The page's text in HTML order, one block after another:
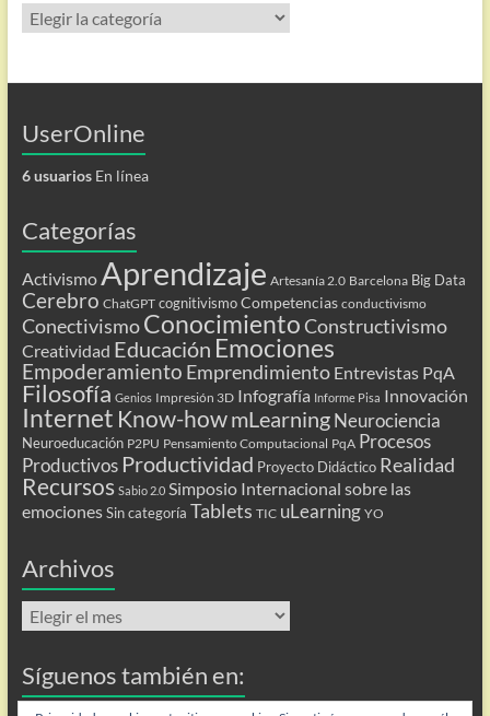
Categorías
UserOnline
6 usuariosEn línea
Categorías
Activismo Aprendizaje Artesanía 2.0 Barcelona Big Data
Cerebro ChatGPT cognitivismo Competencias conductivismo
ConectivismoConocimientoConstructivismo
Creatividad Educación Emociones
Empoderamiento Emprendimiento Entrevistas PqA
Filosofía Genios Impresión 3D Infografía Informe Pisa Innovación
Internet Know-howmLearning Neurociencia
Neuroeducación P2PU Pensamiento Computacional PqA Procesos
Productivos Productividad Proyecto Didáctico Realidad
Recursos Sabio 2.0 Simposio Internacional sobre las
emociones Sin categoría Tablets TIC uLearning YO
Archivos
Archivos
Síguenos también en: